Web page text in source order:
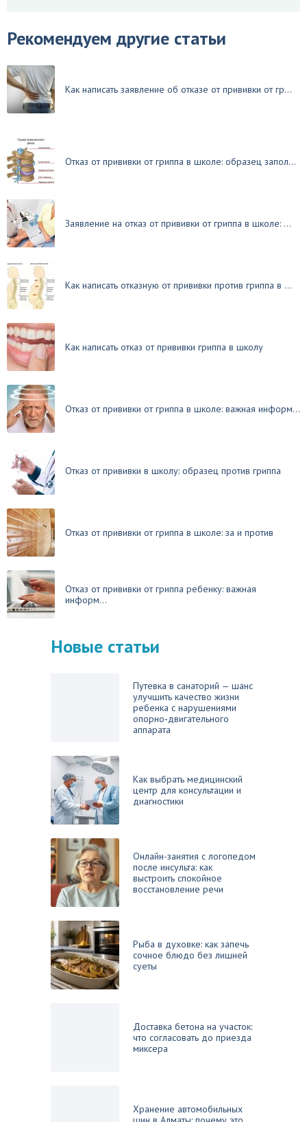
Рекомендуем другие статьи
Как написать заявление об отказе от прививки от гр...
Отказ от прививки от гриппа в школе: образец запол...
Заявление на отказ от прививки от гриппа в школе: ...
Как написать отказную от прививки против гриппа в ...
Как написать отказ от прививки гриппа в школу
Отказ от прививки от гриппа в школе: важная информ...
Отказ от прививки в школу: образец против гриппа
Отказ от прививки от гриппа в школе: за и против
Отказ от прививки от гриппа ребенку: важная
информ...
Новые статьи
Путевка в санаторий — шанс
улучшить качество жизни
ребенка с нарушениями
опорно‑двигательного
аппарата
Как выбрать медицинский
центр для консультации и
диагностики
Онлайн-занятия с логопедом
после инсульта: как
выстроить спокойное
восстановление речи
Рыба в духовке: как запечь
сочное блюдо без лишней
суеты
Доставка бетона на участок:
что согласовать до приезда
миксера
Хранение автомобильных